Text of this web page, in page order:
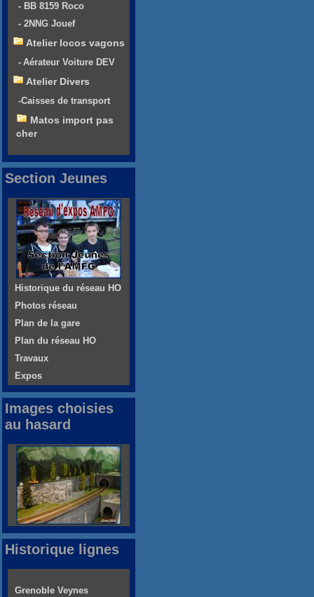
- BB 8159 Roco
- 2NNG Jouef
Atelier locos vagons
- Aérateur Voiture DEV
Atelier Divers
-Caisses de transport
Matos import pas
cher
Section Jeunes
Historique du réseau HO
Photos réseau
Plan de la gare
Plan du réseau HO
Travaux
Expos
Images choisies
au hasard
Historique lignes
Grenoble Veynes